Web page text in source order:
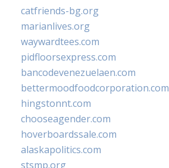
catfriends-bg.org
marianlives.org
waywardtees.com
pidfloorsexpress.com
bancodevenezuelaen.com
bettermoodfoodcorporation.com
hingstonnt.com
chooseagender.com
hoverboardssale.com
alaskapolitics.com
stsmp.org